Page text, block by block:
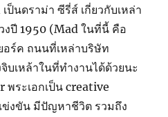
ป็นดราม่า ซีรี่ส์ เกี่ยวกับเหล่า
ปี 1950 (Mad ในที่นี้ คือ
ร์ค ถนนที่เหล่าบริษัท
เหล้าในที่ทำงานได้ด้วยนะ
พระเอกเป็น creative
งขัน มีปัญหาชีวิต รวมถึง